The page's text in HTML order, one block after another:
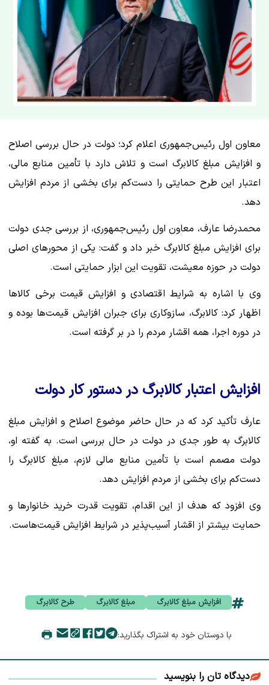
معاون اول رئیس‌جمهوری اعلام کرد؛ دولت در حال بررسی اصلاح
و افزایش مبلغ کالابرگ است و تلاش دارد با تأمین منابع مالی،
اعتبار این طرح حمایتی را دست‌کم برای بخشی از مردم افزایش
دهد.
محمدرضا عارف، معاون اول رئیس‌جمهوری، از بررسی جدی دولت
برای افزایش مبلغ کالابرگ خبر داد و گفت: یکی از محورهای اصلی
دولت در حوزه معیشت، تقویت این ابزار حمایتی است.
وی با اشاره به شرایط اقتصادی و افزایش قیمت برخی کالاها
اظهار کرد: کالابرگ، سازوکاری برای جبران افزایش قیمت‌ها بوده و
در دوره اجرا، همه اقشار مردم را در بر گرفته است.
افزایش اعتبار کالابرگ در دستور کار دولت
عارف تأکید کرد که در حال حاضر موضوع اصلاح و افزایش مبلغ
کالابرگ به طور جدی در دولت در حال بررسی است. به گفته او،
دولت مصمم است با تأمین منابع مالی لازم، مبلغ کالابرگ را
دست‌کم برای بخشی از مردم افزایش دهد.
وی افزود که هدف از این اقدام، تقویت قدرت خرید خانوارها و
حمایت بیشتر از اقشار آسیب‌پذیر در شرایط افزایش قیمت‌هاست.
افزایش مبلغ کالابرگ مبلغ کالابرگ طرح کالابرگ
با دوستان خود به اشتراک بگذارید:
دیدگاه تان را بنویسید